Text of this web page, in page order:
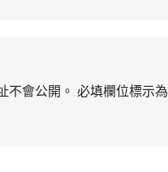
不會公開。 必填欄位標示為